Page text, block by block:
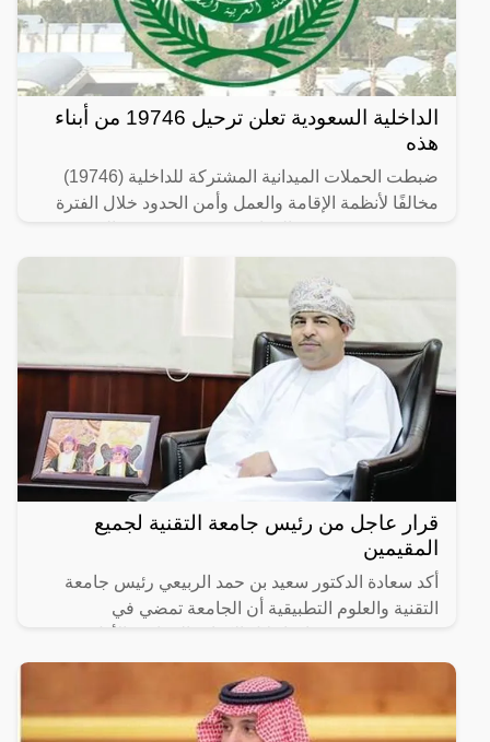
الداخلية السعودية تعلن ترحيل 19746 من أبناء
هذه
ضبطت الحملات الميدانية المشتركة للداخلية (19746)
مخالفًا لأنظمة الإقامة والعمل وأمن الحدود خلال الفترة
قرار عاجل من رئيس جامعة التقنية لجميع
المقيمين
أكد سعادة الدكتور سعيد بن حمد الربيعي رئيس جامعة
التقنية والعلوم التطبيقية أن الجامعة تمضي في
بإحلال